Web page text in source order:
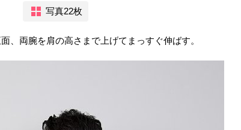
写真22枚
、両腕を肩の高さまで上げてまっすぐ伸ばす。